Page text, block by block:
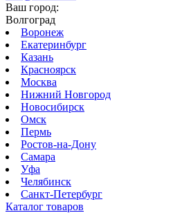
Ваш город:
Волгоград
Воронеж
Екатеринбург
Казань
Красноярск
Москва
Нижний Новгород
Новосибирск
Омск
Пермь
Ростов-на-Дону
Самара
Уфа
Челябинск
Санкт-Петербург
Каталог товаров